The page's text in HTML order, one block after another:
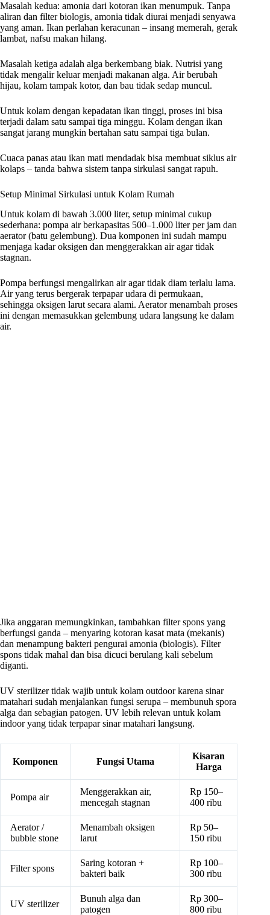
Masalah kedua: amonia dari kotoran ikan menumpuk. Tanpa
aliran dan filter biologis, amonia tidak diurai menjadi senyawa
yang aman. Ikan perlahan keracunan – insang memerah, gerak
lambat, nafsu makan hilang.
Masalah ketiga adalah alga berkembang biak. Nutrisi yang
tidak mengalir keluar menjadi makanan alga. Air berubah
hijau, kolam tampak kotor, dan bau tidak sedap muncul.
Untuk kolam dengan kepadatan ikan tinggi, proses ini bisa
terjadi dalam satu sampai tiga minggu. Kolam dengan ikan
sangat jarang mungkin bertahan satu sampai tiga bulan.
Cuaca panas atau ikan mati mendadak bisa membuat siklus air
kolaps – tanda bahwa sistem tanpa sirkulasi sangat rapuh.
Setup Minimal Sirkulasi untuk Kolam Rumah
Untuk kolam di bawah 3.000 liter, setup minimal cukup
sederhana: pompa air berkapasitas 500–1.000 liter per jam dan
aerator (batu gelembung). Dua komponen ini sudah mampu
menjaga kadar oksigen dan menggerakkan air agar tidak
stagnan.
Pompa berfungsi mengalirkan air agar tidak diam terlalu lama.
Air yang terus bergerak terpapar udara di permukaan,
sehingga oksigen larut secara alami. Aerator menambah proses
ini dengan memasukkan gelembung udara langsung ke dalam
air.
Jika anggaran memungkinkan, tambahkan filter spons yang
berfungsi ganda – menyaring kotoran kasat mata (mekanis)
dan menampung bakteri pengurai amonia (biologis). Filter
spons tidak mahal dan bisa dicuci berulang kali sebelum
diganti.
UV sterilizer tidak wajib untuk kolam outdoor karena sinar
matahari sudah menjalankan fungsi serupa – membunuh spora
alga dan sebagian patogen. UV lebih relevan untuk kolam
indoor yang tidak terpapar sinar matahari langsung.
Komponen Fungsi Utama
Kisaran
Harga
Pompa air
Menggerakkan air,
mencegah stagnan
Rp 150–
400 ribu
Aerator /
bubble stone
Menambah oksigen
larut
Rp 50–
150 ribu
Filter spons
Saring kotoran +
bakteri baik
Rp 100–
300 ribu
UV sterilizer
Bunuh alga dan
patogen
Rp 300–
800 ribu